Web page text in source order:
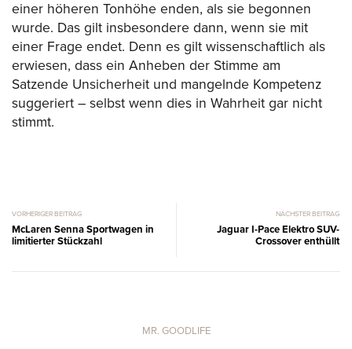
einer höheren Tonhöhe enden, als sie begonnen
wurde. Das gilt insbesondere dann, wenn sie mit
einer Frage endet. Denn es gilt wissenschaftlich als
erwiesen, dass ein Anheben der Stimme am
Satzende Unsicherheit und mangelnde Kompetenz
suggeriert – selbst wenn dies in Wahrheit gar nicht
stimmt.
VORHERIGER BEITRAG
McLaren Senna Sportwagen in
limitierter Stückzahl
NÄCHSTER BEITRAG
Jaguar I-Pace Elektro SUV-
Crossover enthüllt
MR. GOODLIFE